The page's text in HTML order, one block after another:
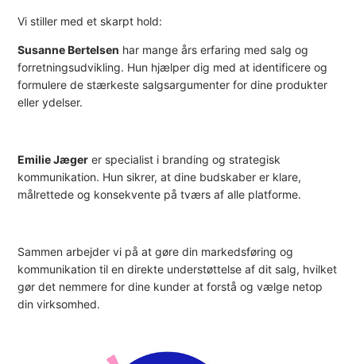
Vi stiller med et skarpt hold:
Susanne Bertelsen har mange års erfaring med salg og
forretningsudvikling. Hun hjælper dig med at identificere og
formulere de stærkeste salgsargumenter for dine produkter
eller ydelser.
Emilie Jæger er specialist i branding og strategisk
kommunikation. Hun sikrer, at dine budskaber er klare,
målrettede og konsekvente på tværs af alle platforme.
Sammen arbejder vi på at gøre din markedsføring og
kommunikation til en direkte understøttelse af dit salg, hvilket
gør det nemmere for dine kunder at forstå og vælge netop
din virksomhed.